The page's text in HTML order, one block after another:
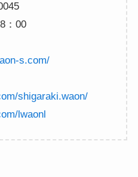
：00
s.com/
shigaraki.waon/
lwaonl